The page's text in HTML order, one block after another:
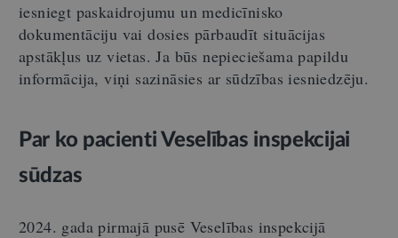
iesniegt paskaidrojumu un medicīnisko
dokumentāciju vai dosies pārbaudīt situācijas
apstākļus uz vietas. Ja būs nepieciešama papildu
informācija, viņi sazināsies ar sūdzības iesniedzēju.
Par ko pacienti Veselības inspekcijai
sūdzas
2024. gada pirmajā pusē Veselības inspekcijā